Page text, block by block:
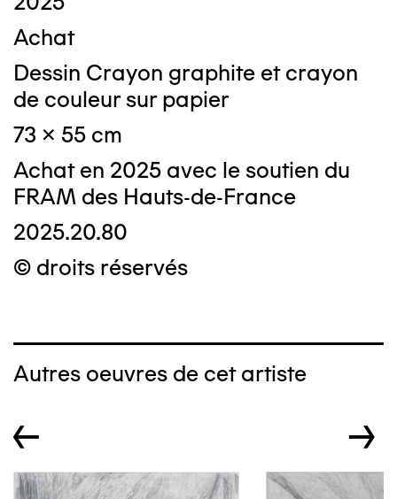
Achat
Dessin Crayon graphite et crayon
de couleur sur papier
73 x 55 cm
Achat en 2025 avec le soutien du
FRAM des Hauts-de-France
2025.20.80
© droits réservés
Autres oeuvres de cet artiste
← →